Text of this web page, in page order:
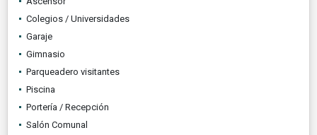
Colegios / Universidades
Garaje
Gimnasio
Parqueadero visitantes
Piscina
Portería / Recepción
Salón Comunal